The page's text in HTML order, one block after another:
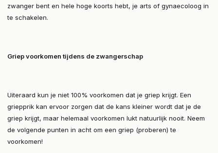
zwanger bent en hele hoge koorts hebt, je arts of gynaecoloog in
te schakelen.
Griep voorkomen tijdens de zwangerschap
Uiteraard kun je niet 100% voorkomen dat je griep krijgt. Een
griepprik kan ervoor zorgen dat de kans kleiner wordt dat je de
griep krijgt, maar helemaal voorkomen lukt natuurlijk nooit. Neem
de volgende punten in acht om een griep (proberen) te
voorkomen!